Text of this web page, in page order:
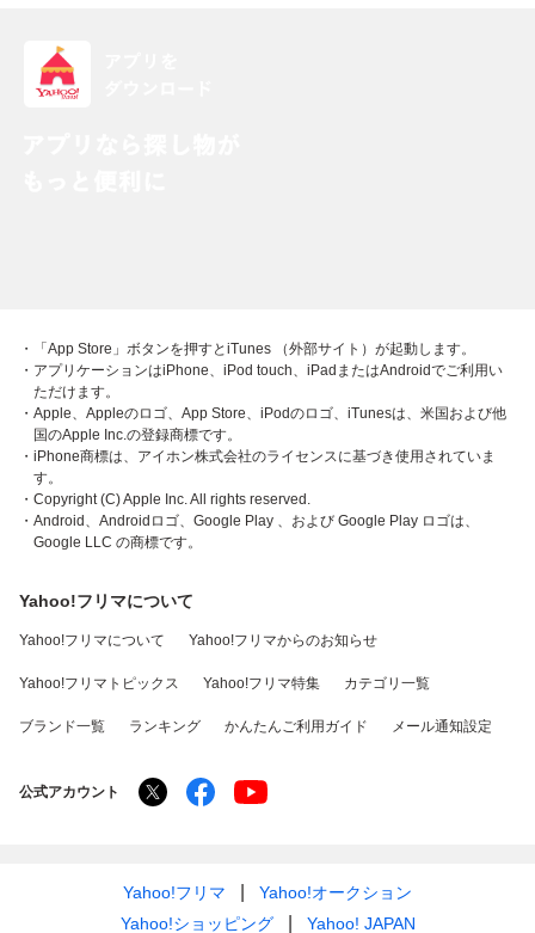
・「App Store」ボタンを押すとiTunes （外部サイト）が起動します。
・アプリケーションはiPhone、iPod touch、iPadまたはAndroidでご利用い
ただけます。
・Apple、Appleのロゴ、App Store、iPodのロゴ、iTunesは、米国および他
国のApple Inc.の登録商標です。
・iPhone商標は、アイホン株式会社のライセンスに基づき使用されていま
す。
・Copyright (C) Apple Inc. All rights reserved.
・Android、Androidロゴ、Google Play 、および Google Play ロゴは、
Google LLC の商標です。
Yahoo!フリマについて
Yahoo!フリマについて Yahoo!フリマからのお知らせ
Yahoo!フリマトピックス Yahoo!フリマ特集 カテゴリ一覧
ブランド一覧 ランキング かんたんご利用ガイド メール通知設定
公式アカウント
Yahoo!フリマ
Yahoo!オークション
Yahoo!ショッピング
Yahoo! JAPAN